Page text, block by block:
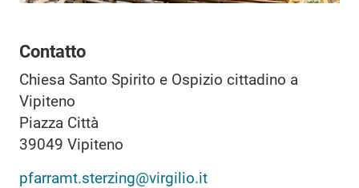
Contatto
Chiesa Santo Spirito e Ospizio cittadino a
Vipiteno
Piazza Città
39049 Vipiteno
pfarramt.sterzing@virgilio.it